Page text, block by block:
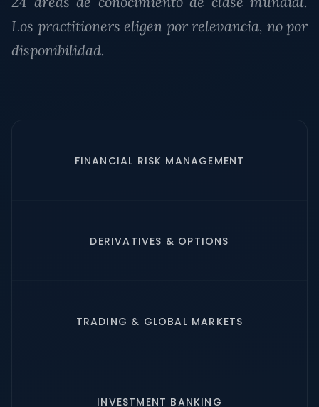
Los practitioners eligen por relevancia, no por
disponibilidad.
FINANCIAL RISK MANAGEMENT
DERIVATIVES & OPTIONS
TRADING & GLOBAL MARKETS
INVESTMENT BANKING